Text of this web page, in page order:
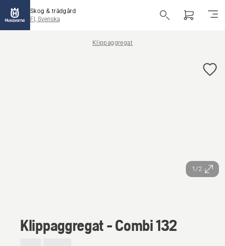
Skog & trädgård
FI, Svenska
Klippaggregat
1/2
Klippaggregat - Combi 132